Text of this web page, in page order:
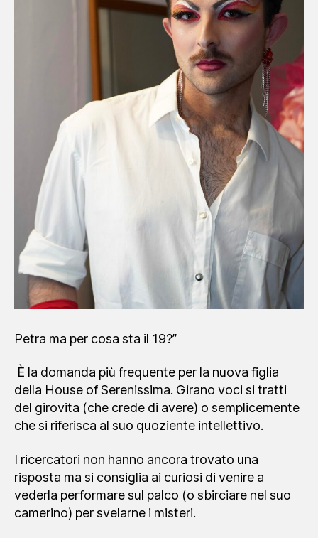
Petra ma per cosa sta il 19?”
È la domanda più frequente per la nuova figlia
della House of Serenissima. Girano voci si tratti
del girovita (che crede di avere) o semplicemente
che si riferisca al suo quoziente intellettivo.
I ricercatori non hanno ancora trovato una
risposta ma si consiglia ai curiosi di venire a
vederla performare sul palco (o sbirciare nel suo
camerino) per svelarne i misteri.